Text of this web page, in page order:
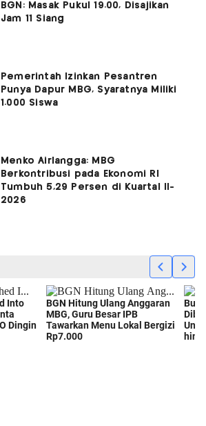
BGN: Masak Pukul 19.00, Disajikan
Jam 11 Siang
Pemerintah Izinkan Pesantren
Punya Dapur MBG, Syaratnya Miliki
1.000 Siswa
Menko Airlangga: MBG
Berkontribusi pada Ekonomi RI
Tumbuh 5,29 Persen di Kuartal II-
2026